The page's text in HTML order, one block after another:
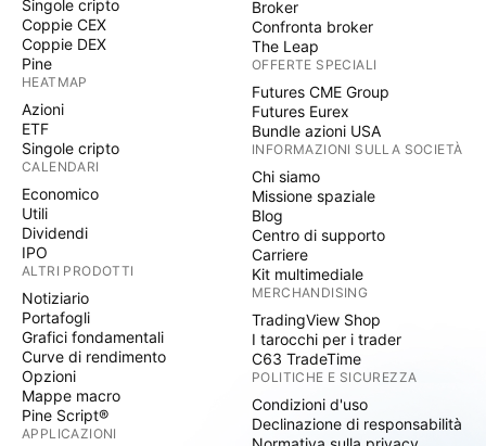
Singole cripto
Coppie CEX
Coppie DEX
Pine
HEATMAP
Azioni
ETF
Singole cripto
CALENDARI
Economico
Utili
Dividendi
IPO
ALTRI PRODOTTI
Notiziario
Portafogli
Grafici fondamentali
Curve di rendimento
Opzioni
Mappe macro
Pine Script®
APPLICAZIONI
Broker
Confronta broker
The Leap
OFFERTE SPECIALI
Futures CME Group
Futures Eurex
Bundle azioni USA
INFORMAZIONI SULLA SOCIETÀ
Chi siamo
Missione spaziale
Blog
Centro di supporto
Carriere
Kit multimediale
MERCHANDISING
TradingView Shop
I tarocchi per i trader
C63 TradeTime
POLITICHE E SICUREZZA
Condizioni d'uso
Declinazione di responsabilità